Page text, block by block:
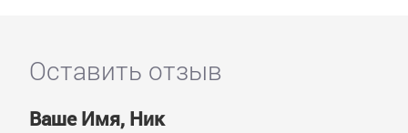
Оставить отзыв
Ваше Имя, Ник